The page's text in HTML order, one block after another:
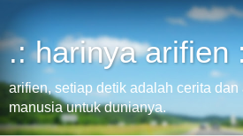
.: harinya arifien
arifien, setiap detik adalah cerita
manusia untuk dunianya.